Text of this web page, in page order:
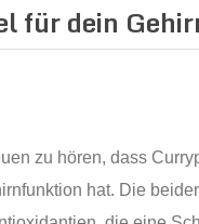
für dein
zu hören, dass
hat. Die